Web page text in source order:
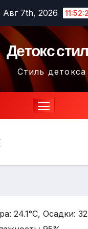
Авг 7th, 2026
Детокс
Стиль детокса
24.1°C, Осадки: